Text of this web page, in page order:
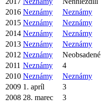
2016 Neznámy Neznámy
2015 Neznámy Neznámy
2014 Neznámy Neznámy
2013 Neznámy Neznámy
2012 Neznámy Neobsadené
2011 Neznámy 4
2010 Neznámy Neznámy
2009 1. apríl 3
2008 28. marec 3